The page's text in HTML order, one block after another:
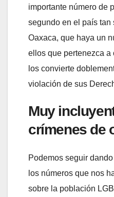
importante número de
segundo en el país tan
Oaxaca, que haya un
ellos que pertenezca a
los convierte
violación de sus
Muy
crímenes de
Podemos seguir
los números que nos
sobre la población